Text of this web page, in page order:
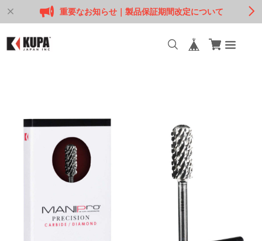
重要なお知らせ｜製品保証期間改定について